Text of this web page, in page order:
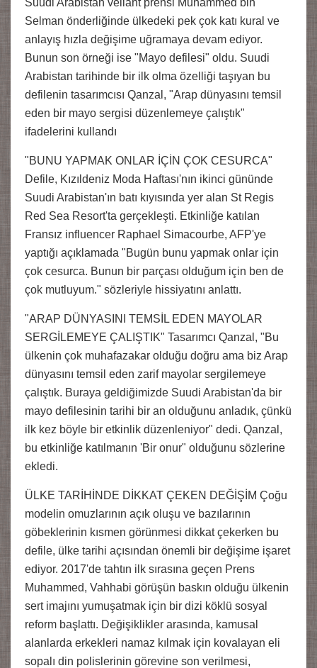
Selman önderliğinde ülkedeki pek çok katı kural ve
anlayış hızla değişime uğramaya devam ediyor.
Bunun son örneği ise "Mayo defilesi" oldu. Suudi
Arabistan tarihinde bir ilk olma özelliği taşıyan bu
defilenin tasarımcısı Qanzal, "Arap dünyasını temsil
eden bir mayo sergisi düzenlemeye çalıştık"
ifadelerini kullandı
"BUNU YAPMAK ONLAR İÇİN ÇOK CESURCA"
Defile, Kızıldeniz Moda Haftası'nın ikinci gününde
Suudi Arabistan'ın batı kıyısında yer alan St Regis
Red Sea Resort'ta gerçekleşti. Etkinliğe katılan
Fransız influencer Raphael Simacourbe, AFP'ye
yaptığı açıklamada "Bugün bunu yapmak onlar için
çok cesurca. Bunun bir parçası olduğum için ben de
çok mutluyum." sözleriyle hissiyatını anlattı.
"ARAP DÜNYASINI TEMSİL EDEN MAYOLAR
SERGİLEMEYE ÇALIŞTIK" Tasarımcı Qanzal, "Bu
ülkenin çok muhafazakar olduğu doğru ama biz Arap
dünyasını temsil eden zarif mayolar sergilemeye
çalıştık. Buraya geldiğimizde Suudi Arabistan'da bir
mayo defilesinin tarihi bir an olduğunu anladık, çünkü
ilk kez böyle bir etkinlik düzenleniyor" dedi. Qanzal,
bu etkinliğe katılmanın 'Bir onur" olduğunu sözlerine
ekledi.
ÜLKE TARİHİNDE DİKKAT ÇEKEN DEĞİŞİM Çoğu
modelin omuzlarının açık oluşu ve bazılarının
göbeklerinin kısmen görünmesi dikkat çekerken bu
defile, ülke tarihi açısından önemli bir değişime işaret
ediyor. 2017'de tahtın ilk sırasına geçen Prens
Muhammed, Vahhabi görüşün baskın olduğu ülkenin
sert imajını yumuşatmak için bir dizi köklü sosyal
reform başlattı. Değişiklikler arasında, kamusal
alanlarda erkekleri namaz kılmak için kovalayan eli
sopalı din polislerinin görevine son verilmesi,